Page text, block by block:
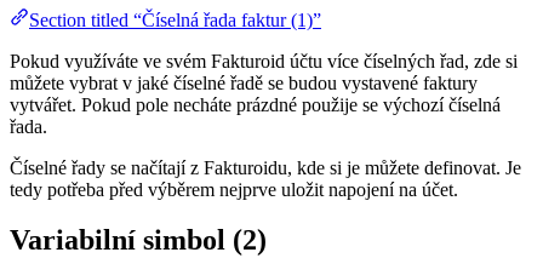
Section titled “Číselná řada faktur (1)”
Pokud využíváte ve svém Fakturoid účtu více číselných řad, zde si
můžete vybrat v jaké číselné řadě se budou vystavené faktury
vytvářet. Pokud pole necháte prázdné použije se výchozí číselná
řada.
Číselné řady se načítají z Fakturoidu, kde si je můžete definovat. Je
tedy potřeba před výběrem nejprve uložit napojení na účet.
Variabilní simbol (2)